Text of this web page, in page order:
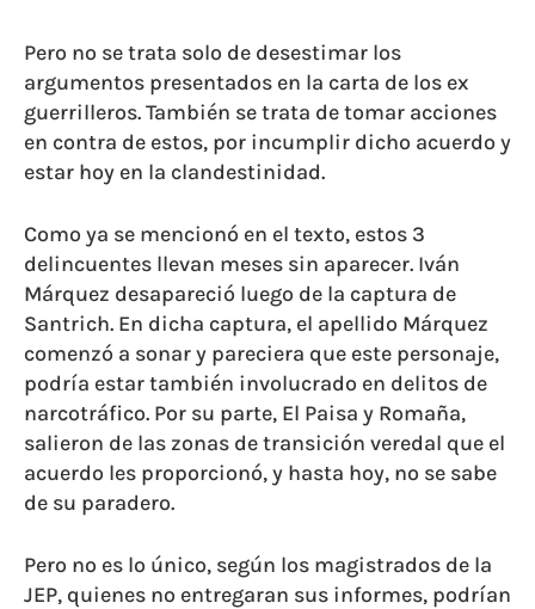
Pero no se trata solo de desestimar los
argumentos presentados en la carta de los ex
guerrilleros. También se trata de tomar acciones
en contra de estos, por incumplir dicho acuerdo y
estar hoy en la clandestinidad.
Como ya se mencionó en el texto, estos 3
delincuentes llevan meses sin aparecer. Iván
Márquez desapareció luego de la captura de
Santrich. En dicha captura, el apellido Márquez
comenzó a sonar y pareciera que este personaje,
podría estar también involucrado en delitos de
narcotráfico. Por su parte, El Paisa y Romaña,
salieron de las zonas de transición veredal que el
acuerdo les proporcionó, y hasta hoy, no se sabe
de su paradero.
Pero no es lo único, según los magistrados de la
JEP, quienes no entregaran sus informes, podrían